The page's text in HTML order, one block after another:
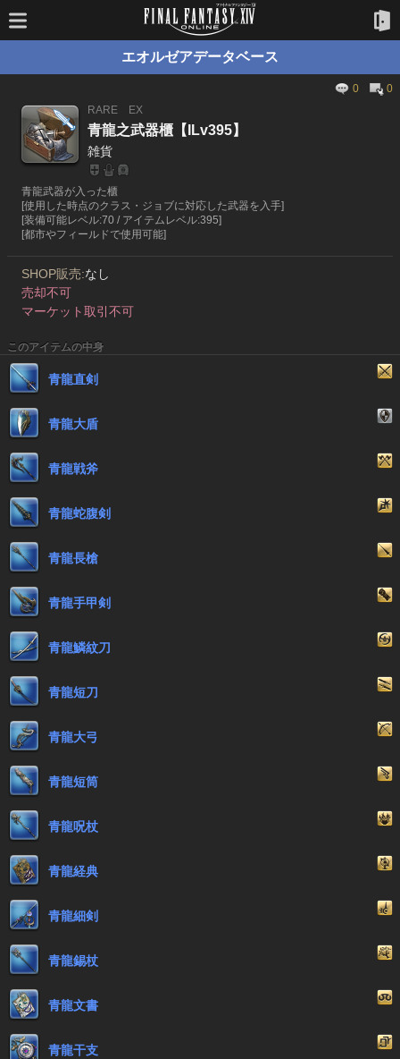
エオルゼアデータベース
0
0
RARE
EX
青龍之武器櫃【ILv395】
雑貨
青龍武器が入った櫃
[使用した時点のクラス・ジョブに対応した武器を入手]
[装備可能レベル:70 / アイテムレベル:395]
[都市やフィールドで使用可能]
SHOP販売:なし
売却不可
マーケット取引不可
このアイテムの中身
青龍直剣
青龍大盾
青龍戦斧
青龍蛇腹剣
青龍長槍
青龍手甲剣
青龍鱗紋刀
青龍短刀
青龍大弓
青龍短筒
青龍呪杖
青龍経典
青龍細剣
青龍錫杖
青龍文書
青龍干支